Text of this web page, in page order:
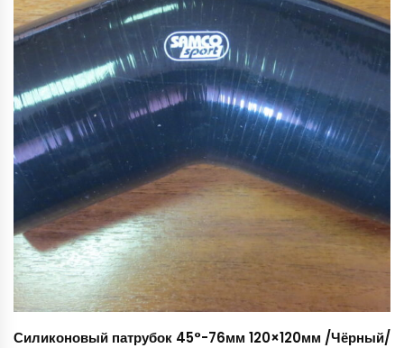
Силиконовый патрубок 45°-76мм 120×120мм /Чёрный/